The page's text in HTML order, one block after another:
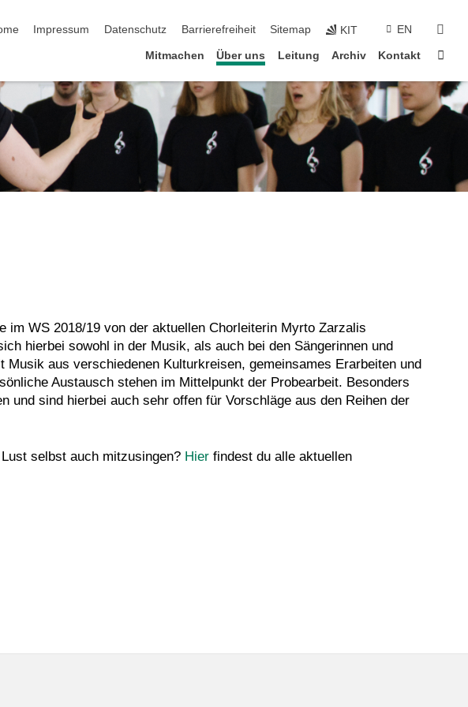
Impressum Datenschutz Barrierefreiheit Sitemap KIT EN
Mitmachen Über uns Leitung Archiv Kontakt
im WS 2018/19 von der aktuellen Chorleiterin Myrto Zarzalis
hierbei sowohl in der Musik, als auch bei den Sängerinnen und
Musik aus verschiedenen Kulturkreisen, gemeinsames Erarbeiten und
Austausch stehen im Mittelpunkt der Probearbeit. Besonders
und sind hierbei auch sehr offen für Vorschläge aus den Reihen der
selbst auch mitzusingen? Hierfindest du alle aktuellen